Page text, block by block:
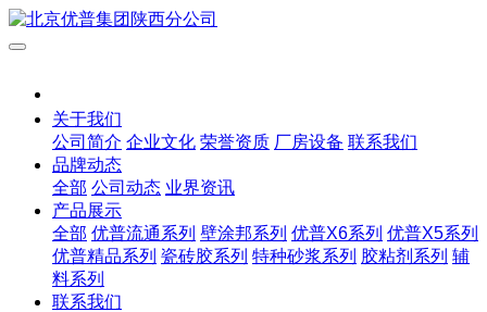
关于我们
公司简介 企业文化 荣誉资质 厂房设备 联系我们
品牌动态
全部 公司动态 业界资讯
产品展示
全部 优普流通系列 壁涂邦系列 优普X6系列 优普X5系列
优普精品系列 瓷砖胶系列 特种砂浆系列 胶粘剂系列 辅
料系列
联系我们